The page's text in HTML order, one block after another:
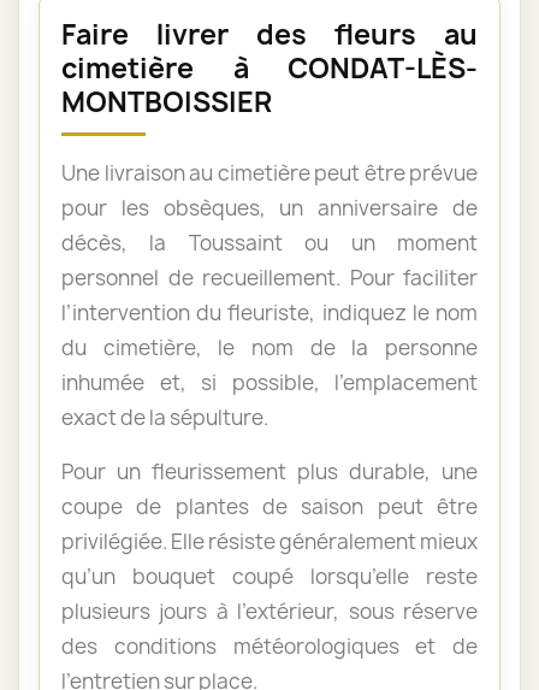
Faire livrer des fleurs au
cimetière à CONDAT-LÈS-
MONTBOISSIER
Une livraison au cimetière peut être prévue
pour les obsèques, un anniversaire de
décès, la Toussaint ou un moment
personnel de recueillement. Pour faciliter
l’intervention du fleuriste, indiquez le nom
du cimetière, le nom de la personne
inhumée et, si possible, l’emplacement
exact de la sépulture.
Pour un fleurissement plus durable, une
coupe de plantes de saison peut être
privilégiée. Elle résiste généralement mieux
qu’un bouquet coupé lorsqu’elle reste
plusieurs jours à l’extérieur, sous réserve
des conditions météorologiques et de
l’entretien sur place.